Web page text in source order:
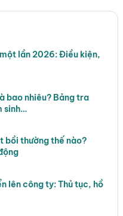
lần 2026: Điều kiện,
bao nhiêu? Bảng tra
sinh…
bồi thường thế nào?
lên công ty: Thủ tục, hồ